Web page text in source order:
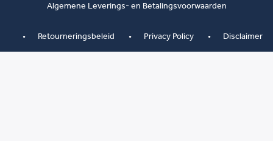
Algemene Leverings- en Betalingsvoorwaarden
Retourneringsbeleid Privacy Policy Disclaimer